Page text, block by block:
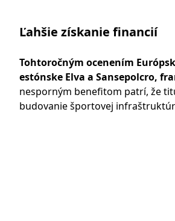
Ľahšie získanie financií
Tohtoročným ocenením
estónske Elva a Sansepolcro,
nesporným benefitom patrí, že
budovanie športovej